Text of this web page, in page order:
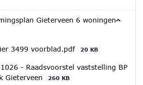
Gieterveen 6 woningen
3499 voorblad.pdf
20 KB
- Raadsvoorstel vaststelling BP
Gieterveen
260 KB